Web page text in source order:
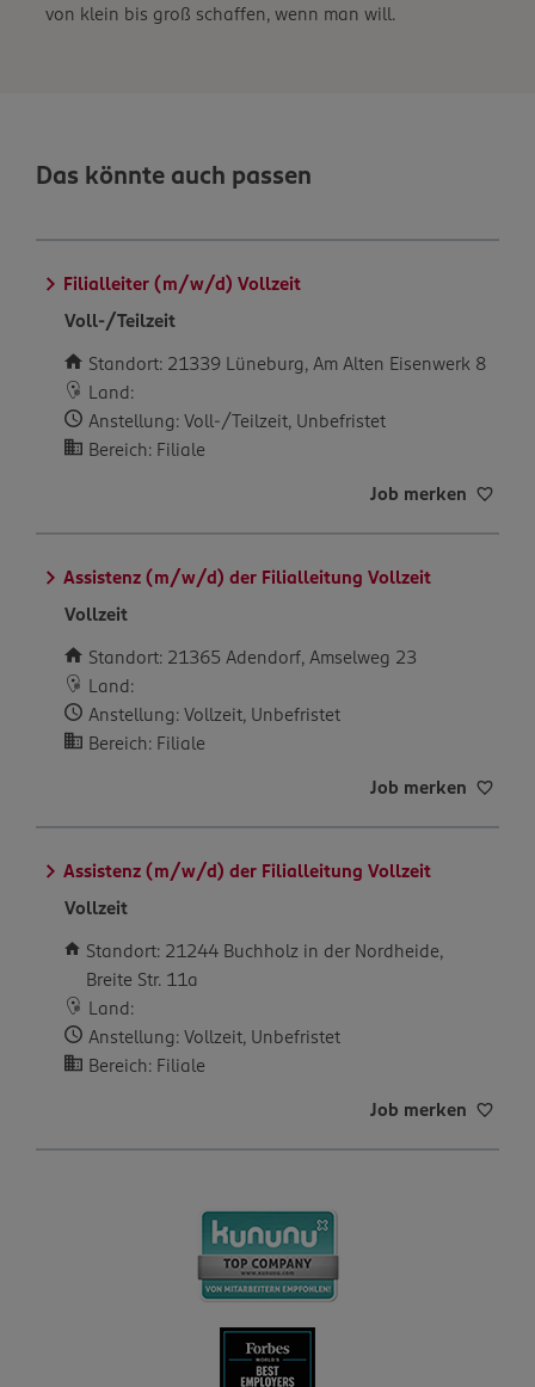
von klein bis groß schaffen, wenn man will.
Das könnte auch passen
Filialleiter (m/w/d) Vollzeit
Voll-/Teilzeit
Standort: 21339 Lüneburg, Am Alten Eisenwerk 8
Land:
Anstellung: Voll-/Teilzeit, Unbefristet
Bereich: Filiale
Job merken
Assistenz (m/w/d) der Filialleitung Vollzeit
Vollzeit
Standort: 21365 Adendorf, Amselweg 23
Land:
Anstellung: Vollzeit, Unbefristet
Bereich: Filiale
Job merken
Assistenz (m/w/d) der Filialleitung Vollzeit
Vollzeit
Standort: 21244 Buchholz in der Nordheide,
Breite Str. 11a
Land:
Anstellung: Vollzeit, Unbefristet
Bereich: Filiale
Job merken